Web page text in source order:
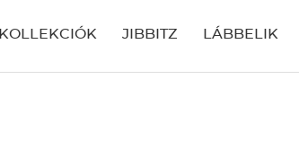
KOLLEKCIÓK JIBBITZ LÁBBELIK